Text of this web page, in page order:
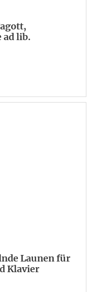
ad lib.
Launen für
Klavier